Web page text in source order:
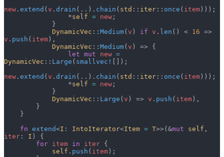
new . extend ( v . drain (..). chain ( std :: iter :: once ( item )));
                *
self = new ;
            }
            DynamicVec
:: Medium( v ) if v . len () < 16
v . push ( item ),
            DynamicVec
:: Medium( v ) => {
                let
mut new =
DynamicVec :: Large ( smallvec!
[]);
new . extend ( v . drain (..). chain ( std :: iter :: once ( item )));
                *
self = new ;
            }
            DynamicVec
:: Large ( v ) => v . push ( item ),
        }
    }
    fn
extend<I : IntoIterator<Item = T>>(&mut self
iter : I ) {
        for
item in iter {
            self
. push ( item );